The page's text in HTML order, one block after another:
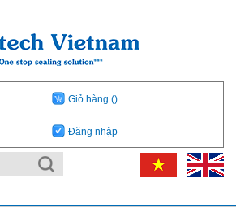
Giỏ hàng()
Đăng nhập